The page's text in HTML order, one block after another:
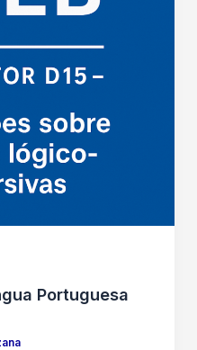
Portuguesa